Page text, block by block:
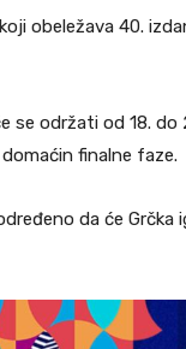
obeležava 40.
se održati od 18. do
finalne faze.
da će Grčka